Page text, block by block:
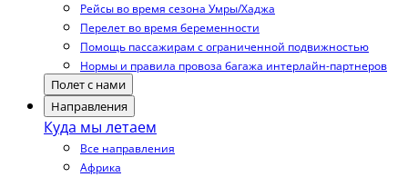
Рейсы во время сезона Умры/Хаджа
Перелет во время беременности
Помощь пассажирам с ограниченной подвижностью
Нормы и правила провоза багажа интерлайн-партнеров
Полет с нами
Направления
Куда мы летаем
Все направления
Африка